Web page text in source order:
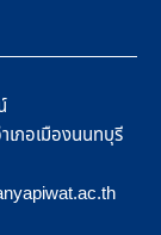
เภอเมืองนนทบุรี